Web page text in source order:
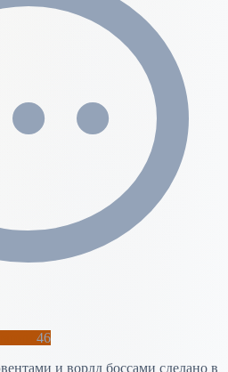
46
и ворлд боссами сделано в